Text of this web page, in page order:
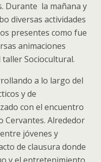
Durante la mañana y
diversas actividades
presentes como fue
animaciones
Sociocultural.
a lo largo del
y de
con el encuentro
Cervantes. Alrededor
jóvenes y
de clausura donde